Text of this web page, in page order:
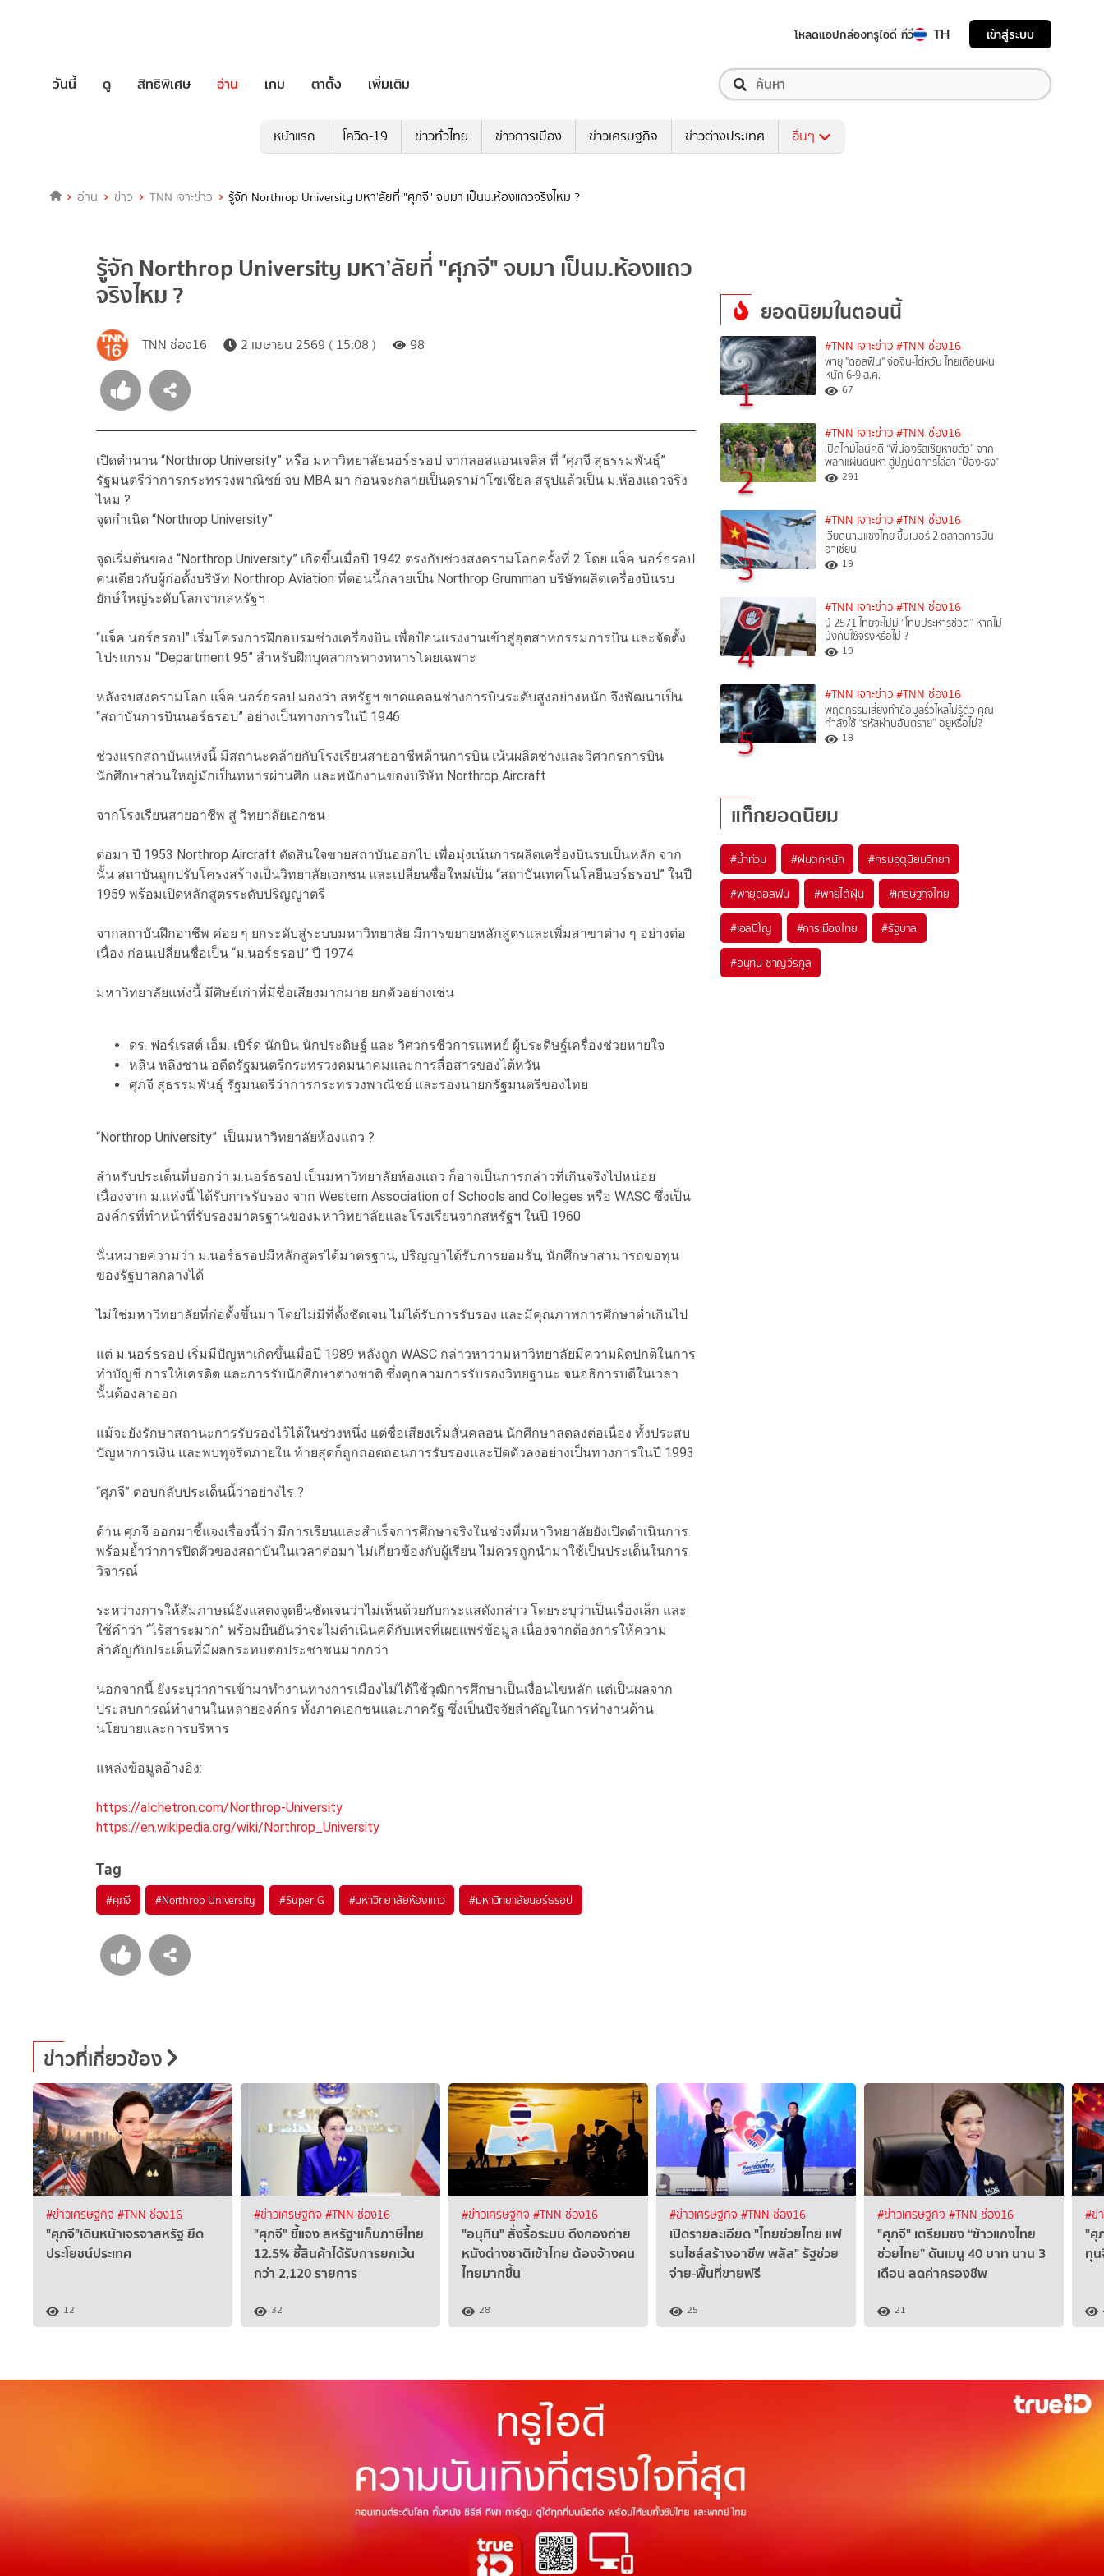
โหลดแอปกล่องทรูไอดี ทีวี TH เข้าสู่ระบบ
วันนี้ ดู สิทธิพิเศษ อ่าน เกม ตาตั้ง เพิ่มเติม
หน้าแรก โควิด-19 ข่าวทั่วไทย ข่าวการเมือง ข่าวเศรษฐกิจ ข่าวต่างประเทศ อื่นๆ
อ่าน ข่าว TNN เจาะข่าว รู้จัก Northrop University มหา’ลัยที่ "ศุภจี" จบมา เป็นม.ห้องแถวจริงไหม ?
รู้จัก Northrop University มหา’ลัยที่ "ศุภจี" จบมา เป็นม.ห้องแถว
จริงไหม ?
TNN ช่อง16 2 เมษายน 2569 ( 15:08 ) 98
เปิดตำนาน “Northrop University” หรือ มหาวิทยาลัยนอร์ธรอป จากลอสแอนเจลิส ที่ “ศุภจี สุธรรมพันธุ์”
รัฐมนตรีว่าการกระทรวงพาณิชย์ จบ MBA มา ก่อนจะกลายเป็นดราม่าโซเชียล สรุปแล้วเป็น ม.ห้องแถวจริง
ไหม ?
จุดกำเนิด “Northrop University”
จุดเริ่มต้นของ “Northrop University” เกิดขึ้นเมื่อปี 1942 ตรงกับช่วงสงครามโลกครั้งที่ 2 โดย แจ็ค นอร์ธรอป
คนเดียวกับผู้ก่อตั้งบริษัท Northrop Aviation ที่ตอนนี้กลายเป็น Northrop Grumman บริษัทผลิตเครื่องบินรบ
ยักษ์ใหญ่ระดับโลกจากสหรัฐฯ
“แจ็ค นอร์ธรอป” เริ่มโครงการฝึกอบรมช่างเครื่องบิน เพื่อป้อนแรงงานเข้าสู่อุตสาหกรรมการบิน และจัดตั้ง
โปรแกรม “Department 95” สำหรับฝึกบุคลากรทางทหารโดยเฉพาะ
หลังจบสงครามโลก แจ็ค นอร์ธรอป มองว่า สหรัฐฯ ขาดแคลนช่างการบินระดับสูงอย่างหนัก จึงพัฒนาเป็น
“สถาบันการบินนอร์ธรอป” อย่างเป็นทางการในปี 1946
ช่วงแรกสถาบันแห่งนี้ มีสถานะคล้ายกับโรงเรียนสายอาชีพด้านการบิน เน้นผลิตช่างและวิศวกรการบิน
นักศึกษาส่วนใหญ่มักเป็นทหารผ่านศึก และพนักงานของบริษัท Northrop Aircraft
จากโรงเรียนสายอาชีพ สู่ วิทยาลัยเอกชน
ต่อมา ปี 1953 Northrop Aircraft ตัดสินใจขายสถาบันออกไป เพื่อมุ่งเน้นการผลิตเครื่องบินรบเป็นหลัก จาก
นั้น สถาบันถูกปรับโครงสร้างเป็นวิทยาลัยเอกชน และเปลี่ยนชื่อใหม่เป็น “สถาบันเทคโนโลยีนอร์ธรอป” ในปี
1959 พร้อมเปิดหลักสูตรระดับปริญญาตรี
จากสถาบันฝึกอาชีพ ค่อย ๆ ยกระดับสู่ระบบมหาวิทยาลัย มีการขยายหลักสูตรและเพิ่มสาขาต่าง ๆ อย่างต่อ
เนื่อง ก่อนเปลี่ยนชื่อเป็น “ม.นอร์ธรอป” ปี 1974
มหาวิทยาลัยแห่งนี้ มีศิษย์เก่าที่มีชื่อเสียงมากมาย ยกตัวอย่างเช่น
ดร. ฟอร์เรสต์ เอ็ม. เบิร์ด นักบิน นักประดิษฐ์ และ วิศวกรชีวการแพทย์ ผู้ประดิษฐ์เครื่องช่วยหายใจ
หลิน หลิงซาน อดีตรัฐมนตรีกระทรวงคมนาคมและการสื่อสารของไต้หวัน
ศุภจี สุธรรมพันธุ์ รัฐมนตรีว่าการกระทรวงพาณิชย์ และรองนายกรัฐมนตรีของไทย
“Northrop University” เป็นมหาวิทยาลัยห้องแถว ?
สำหรับประเด็นที่บอกว่า ม.นอร์ธรอป เป็นมหาวิทยาลัยห้องแถว ก็อาจเป็นการกล่าวที่เกินจริงไปหน่อย
เนื่องจาก ม.แห่งนี้ ได้รับการรับรอง จาก Western Association of Schools and Colleges หรือ WASC ซึ่งเป็น
องค์กรที่ทำหน้าที่รับรองมาตรฐานของมหาวิทยาลัยและโรงเรียนจากสหรัฐฯ ในปี 1960
นั่นหมายความว่า ม.นอร์ธรอปมีหลักสูตรได้มาตรฐาน, ปริญญาได้รับการยอมรับ, นักศึกษาสามารถขอทุน
ของรัฐบาลกลางได้
ไม่ใช่มหาวิทยาลัยที่ก่อตั้งขึ้นมา โดยไม่มีที่ตั้งชัดเจน ไม่ได้รับการรับรอง และมีคุณภาพการศึกษาต่ำเกินไป
แต่ ม.นอร์ธรอป เริ่มมีปัญหาเกิดขึ้นเมื่อปี 1989 หลังถูก WASC กล่าวหาว่ามหาวิทยาลัยมีความผิดปกติในการ
ทำบัญชี การให้เครดิต และการรับนักศึกษาต่างชาติ ซึ่งคุกคามการรับรองวิทยฐานะ จนอธิการบดีในเวลา
นั้นต้องลาออก
แม้จะยังรักษาสถานะการรับรองไว้ได้ในช่วงหนึ่ง แต่ชื่อเสียงเริ่มสั่นคลอน นักศึกษาลดลงต่อเนื่อง ทั้งประสบ
ปัญหาการเงิน และพบทุจริตภายใน ท้ายสุดก็ถูกถอดถอนการรับรองและปิดตัวลงอย่างเป็นทางการในปี 1993
“ศุภจี” ตอบกลับประเด็นนี้ว่าอย่างไร ?
ด้าน ศุภจี ออกมาชี้แจงเรื่องนี้ว่า มีการเรียนและสำเร็จการศึกษาจริงในช่วงที่มหาวิทยาลัยยังเปิดดำเนินการ
พร้อมย้ำว่าการปิดตัวของสถาบันในเวลาต่อมา ไม่เกี่ยวข้องกับผู้เรียน ไม่ควรถูกนำมาใช้เป็นประเด็นในการ
วิจารณ์
ระหว่างการให้สัมภาษณ์ยังแสดงจุดยืนชัดเจนว่าไม่เห็นด้วยกับกระแสดังกล่าว โดยระบุว่าเป็นเรื่องเล็ก และ
ใช้คำว่า “ไร้สาระมาก” พร้อมยืนยันว่าจะไม่ดำเนินคดีกับเพจที่เผยแพร่ข้อมูล เนื่องจากต้องการให้ความ
สำคัญกับประเด็นที่มีผลกระทบต่อประชาชนมากกว่า
นอกจากนี้ ยังระบุว่าการเข้ามาทำงานทางการเมืองไม่ได้ใช้วุฒิการศึกษาเป็นเงื่อนไขหลัก แต่เป็นผลจาก
ประสบการณ์ทำงานในหลายองค์กร ทั้งภาคเอกชนและภาครัฐ ซึ่งเป็นปัจจัยสำคัญในการทำงานด้าน
นโยบายและการบริหาร
แหล่งข้อมูลอ้างอิง:
https://alchetron.com/Northrop-University
https://en.wikipedia.org/wiki/Northrop_University
Tag
#ศุภจี #Northrop University #Super G #มหาวิทยาลัยห้องแถว #มหาวิทยาลัยนอร์ธรอป
ยอดนิยมในตอนนี้
1
#TNN เจาะข่าว #TNN ช่อง16
พายุ "ดอลฟิน" จ่อจีน-ไต้หวัน ไทยเตือนฝน
หนัก 6-9 ส.ค.
67
2
#TNN เจาะข่าว #TNN ช่อง16
เปิดไทม์ไลน์คดี “พี่น้องรัสเซียหายตัว” จาก
พลิกแผ่นดินหา สู่ปฏิบัติการไล่ล่า "ป๋อง-ธง"
291
3
#TNN เจาะข่าว #TNN ช่อง16
เวียดนามแซงไทย ขึ้นเบอร์ 2 ตลาดการบิน
อาเซียน
19
4
#TNN เจาะข่าว #TNN ช่อง16
ปี 2571 ไทยจะไม่มี “โทษประหารชีวิต” หากไม่
บังคับใช้จริงหรือไม่ ?​
19
5
#TNN เจาะข่าว #TNN ช่อง16
พฤติกรรมเสี่ยงทำข้อมูลรั่วไหลไม่รู้ตัว คุณ
กำลังใช้ “รหัสผ่านอันตราย” อยู่หรือไม่?
18
แท็กยอดนิยม
#น้ำท่วม #ฝนตกหนัก #กรมอุตุนิยมวิทยา
#พายุดอลฟิน #พายุไต้ฝุ่น #เศรษฐกิจไทย
#เอลนีโญ #การเมืองไทย #รัฐบาล
#อนุทิน ชาญวีรกูล
ข่าวที่เกี่ยวข้อง
#ข่าวเศรษฐกิจ #TNN ช่อง16
"ศุภจี"เดินหน้าเจรจาสหรัฐ ยึด
ประโยชน์ประเทศ
12
#ข่าวเศรษฐกิจ #TNN ช่อง16
"ศุภจี" ชี้แจง สหรัฐฯเก็บภาษีไทย
12.5% ชี้สินค้าได้รับการยกเว้น
กว่า 2,120 รายการ
32
#ข่าวเศรษฐกิจ #TNN ช่อง16
"อนุทิน" สั่งรื้อระบบ ดึงกองถ่าย
หนังต่างชาติเข้าไทย ต้องจ้างคน
ไทยมากขึ้น
28
#ข่าวเศรษฐกิจ #TNN ช่อง16
เปิดรายละเอียด "ไทยช่วยไทย แฟ
รนไชส์สร้างอาชีพ พลัส" รัฐช่วย
จ่าย-พื้นที่ขายฟรี
25
#ข่าวเศรษฐกิจ #TNN ช่อง16
"ศุภจี" เตรียมชง “ข้าวแกงไทย
ช่วยไทย” ดันเมนู 40 บาท นาน 3
เดือน ลดค่าครองชีพ
21
#ข่
"ศุ
ทุน